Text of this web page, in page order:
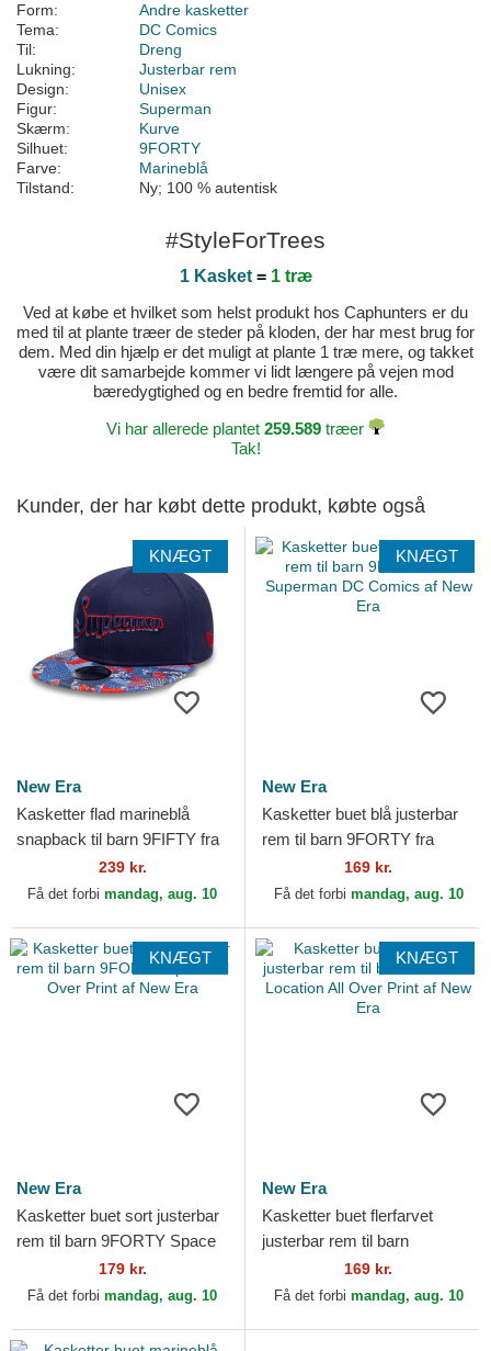
Form:
Andre kasketter
Tema:
DC Comics
Til:
Dreng
Lukning:
Justerbar rem
Design:
Unisex
Figur:
Superman
Skærm:
Kurve
Silhuet:
9FORTY
Farve:
Marineblå
Tilstand:
Ny; 100 % autentisk
#StyleForTrees
1 Kasket= 1 træ
Ved at købe et hvilket som helst produkt hos Caphunters er du
med til at plante træer de steder på kloden, der har mest brug for
dem. Med din hjælp er det muligt at plante 1 træ mere, og takket
være dit samarbejde kommer vi lidt længere på vejen mod
bæredygtighed og en bedre fremtid for alle.
Vi har allerede plantet 259.589 træer
Tak!
Kunder, der har købt dette produkt, købte også
KNÆGT
New Era
Kasketter flad marineblå
snapback til barn 9FIFTY fra
Superman DC Comics af
New Era
239 kr.
Få det forbi mandag, aug. 10
KNÆGT
New Era
Kasketter buet blå justerbar
rem til barn 9FORTY fra
Superman DC Comics af
New Era
169 kr.
Få det forbi mandag, aug. 10
KNÆGT
New Era
Kasketter buet sort justerbar
rem til barn 9FORTY Space
All Over Print af New Era
179 kr.
Få det forbi mandag, aug. 10
KNÆGT
New Era
Kasketter buet flerfarvet
justerbar rem til barn
9FORTY Location All Over
Print af New Era
169 kr.
Få det forbi mandag, aug. 10